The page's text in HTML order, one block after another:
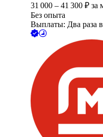
31 000 – 41 300 ₽ за
Без опыта
Выплаты: Два раза